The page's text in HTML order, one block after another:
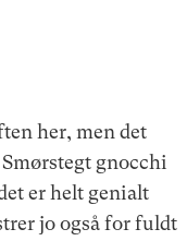
her, men det
gnocchi
er helt genialt
jo også for fuldt